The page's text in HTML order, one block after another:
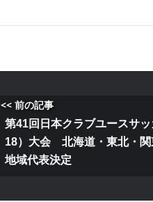
<< 前の記事
第41回日本クラブユースサ
18）大会 北海道・東北・関
地域代表決定